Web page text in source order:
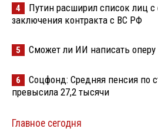
4
Путин расширил список лиц
заключения контракта с ВС РФ
5 Сможет ли ИИ написать
6
Соцфонд: Средняя пенсия по
превысила 27,2 тысячи
Главное сегодня